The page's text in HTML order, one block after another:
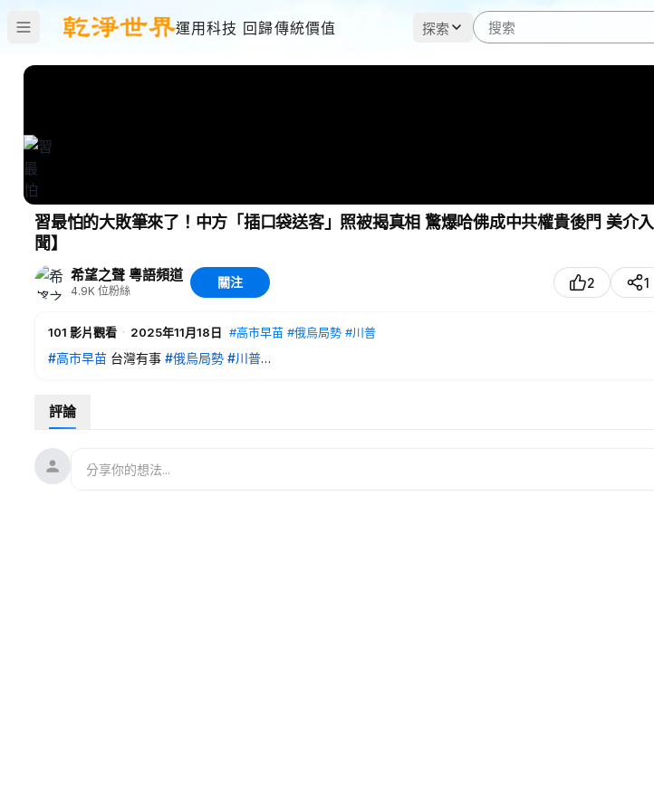
運用科技 回歸傳統價值 探索
習最怕的大敗筆來了！中方「插口袋送客」照被揭真相 驚爆哈佛成中共權貴後門 美介入 主播：張明【每日要
聞】
希望之聲 粵語頻道
4.9K 位粉絲
關注 2 1
101 影片觀看 · 2025年11月18日 #高市早苗 #俄烏局勢 #川普
#高市早苗 台灣有事 #俄烏局勢 #川普
07:31
11:11
揭哈佛實驗室成中共權貴後門 美介入
評論